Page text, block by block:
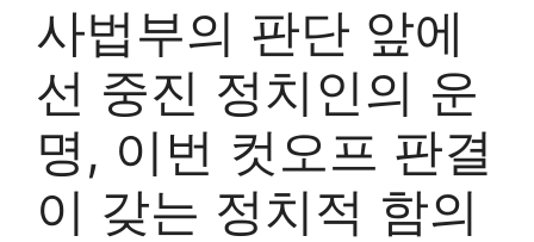
사법부의 판단 앞에
선 중진 정치인의 운
명, 이번 컷오프 판결
이 갖는 정치적 함의